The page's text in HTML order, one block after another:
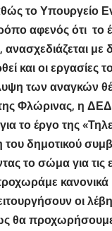
το Υπουργείο
αφενός ότι το
με
και οι εργασίες
των αναγκών
Φλώρινας, η
το έργο της
δημοτικού
το σώμα για τις
κανονικά
οι
προχωρήσουμε